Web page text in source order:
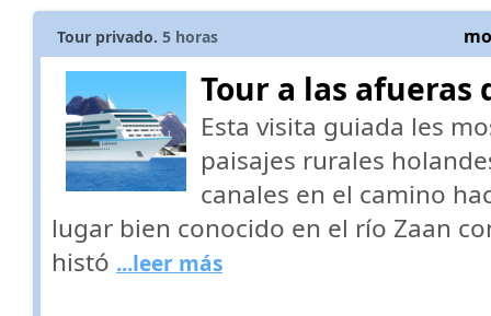
Tour privado. 5 horas
Tour a las afueras
Esta visita guiada les
paisajes rurales
canales en el camino
lugar bien conocido en el río Zaan
histó ...leer más